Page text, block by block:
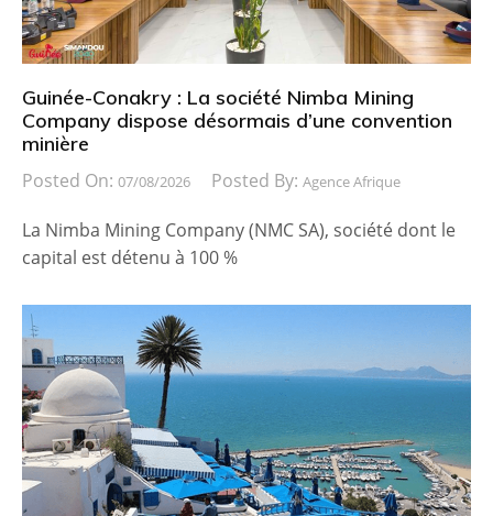
Guinée-Conakry : La société Nimba Mining
Company dispose désormais d’une convention
minière
Posted On: 07/08/2026 Posted By: Agence Afrique
La Nimba Mining Company (NMC SA), société dont le
capital est détenu à 100 %